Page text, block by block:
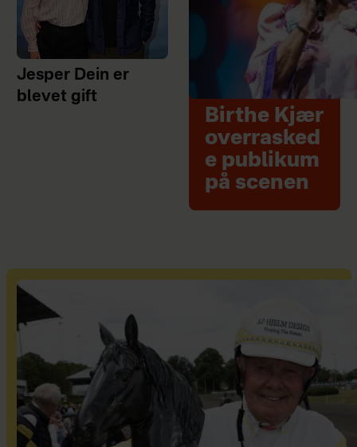
Jesper Dein er
blevet gift
Birthe Kjær
overrasked
e publikum
på scenen